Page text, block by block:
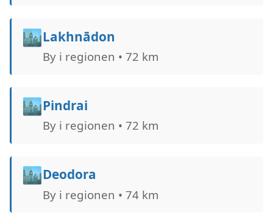
🏙️Lakhnādon
By i regionen • 72 km
🏙️Pindrai
By i regionen • 72 km
🏙️Deodora
By i regionen • 74 km